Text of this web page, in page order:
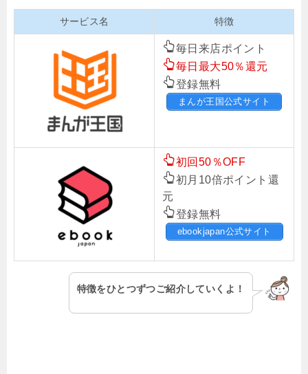
サービス名 特徴
毎日来店ポイント
毎日最大50％還元
登録無料
まんが王国公式サイト
初回50％OFF
初月10倍ポイント還
元
登録無料
ebookjapan公式サイト
特徴をひとつずつご紹介していくよ！